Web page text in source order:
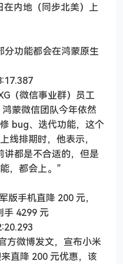
在内地（同步北美）上
分功能都会在鸿蒙原生
（微信事业群）员工
蒙微信团队今年依然
bug、迭代功能，这个
线排期时，他表示，
讲都是不合适的，但是
，都会上。”
版手机直降 200 元，
手 4299 元
方微博发文，宣布小米
直降 200 元优惠，该